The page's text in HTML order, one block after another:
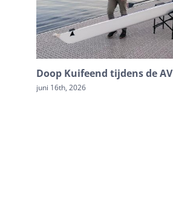
Doop Kuifeend tijdens de AV
juni 16th, 2026